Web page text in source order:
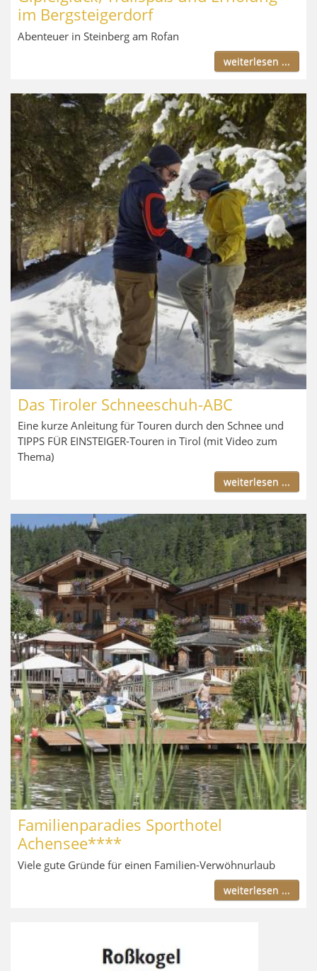
im Bergsteigerdorf
Abenteuer in Steinberg am Rofan
weiterlesen ...
Das Tiroler Schneeschuh-ABC
Eine kurze Anleitung für Touren durch den Schnee und
TIPPS FÜR EINSTEIGER-Touren in Tirol (mit Video zum
Thema)
weiterlesen ...
Familienparadies Sporthotel
Achensee****
Viele gute Gründe für einen Familien-Verwöhnurlaub
weiterlesen ...